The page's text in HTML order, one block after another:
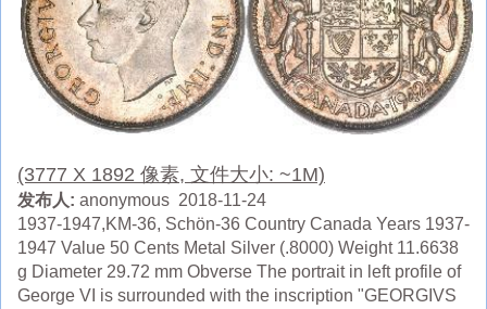
(3777 X 1892 像素, 文件大小: ~1M)
发布人: anonymous 2018-11-24
1937-1947,KM-36, Schön-36 Country Canada Years 1937-
1947 Value 50 Cents Metal Silver (.8000) Weight 11.6638
g Diameter 29.72 mm Obverse The portrait in left profile of
George VI is surrounded with the inscription "GEORGIVS